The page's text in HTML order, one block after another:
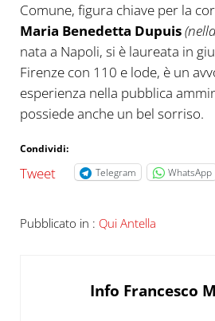
Comune, figura chiave per la
Maria Benedetta Dupuis
nata a Napoli, si è laureata in
Firenze con 110 e lode, è un
esperienza nella pubblica
possiede anche un bel sorriso.
Condividi:
Tweet Telegram WhatsApp
Pubblicato in : Qui Antella
Info Francesco